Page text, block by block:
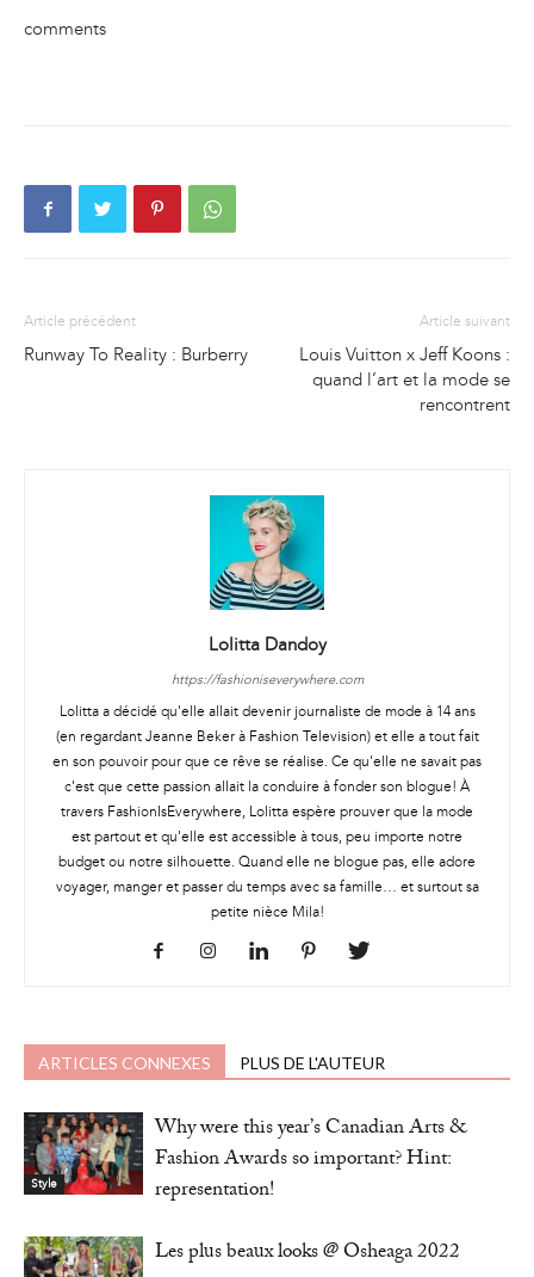
comments
Article précédent
Runway To Reality : Burberry
Article suivant
Louis Vuitton x Jeff Koons :
quand l’art et la mode se
rencontrent
Lolitta Dandoy
https://fashioniseverywhere.com
Lolitta a décidé qu'elle allait devenir journaliste de mode à 14 ans
(en regardant Jeanne Beker à Fashion Television) et elle a tout fait
en son pouvoir pour que ce rêve se réalise. Ce qu'elle ne savait pas
c'est que cette passion allait la conduire à fonder son blogue! À
travers FashionIsEverywhere, Lolitta espère prouver que la mode
est partout et qu'elle est accessible à tous, peu importe notre
budget ou notre silhouette. Quand elle ne blogue pas, elle adore
voyager, manger et passer du temps avec sa famille… et surtout sa
petite nièce Mila!
ARTICLES CONNEXES PLUS DE L'AUTEUR
Style
Why were this year’s Canadian Arts &
Fashion Awards so important? Hint:
representation!
Les plus beaux looks @ Osheaga 2022